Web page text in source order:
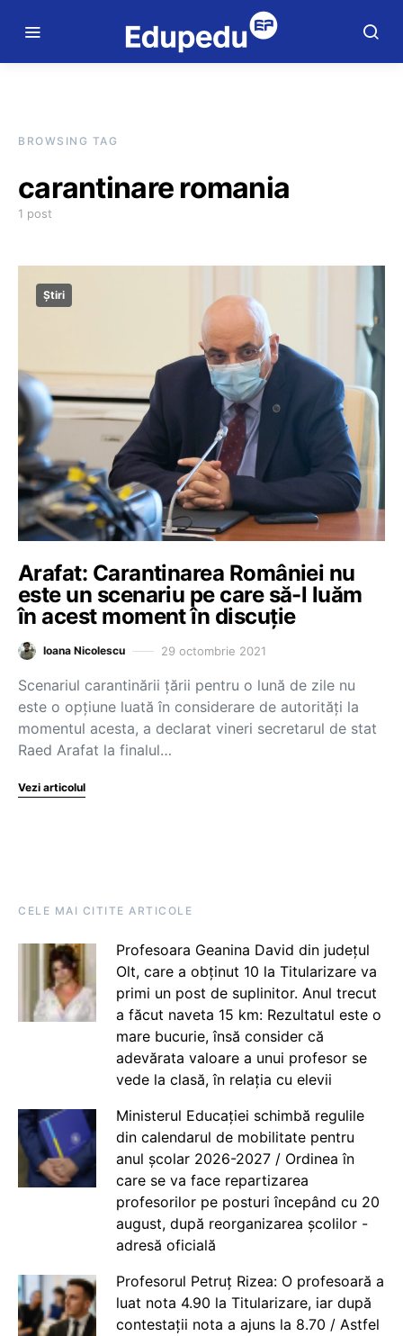
BROWSING TAG
carantinare romania
1 post
Știri
Arafat: Carantinarea României nu
este un scenariu pe care să-l luăm
în acest moment în discuție
Ioana Nicolescu 29 octombrie 2021
Scenariul carantinării țării pentru o lună de zile nu
este o opțiune luată în considerare de autorități la
momentul acesta, a declarat vineri secretarul de stat
Raed Arafat la finalul…
Vezi articolul
CELE MAI CITITE ARTICOLE
Profesoara Geanina David din județul
Olt, care a obținut 10 la Titularizare va
primi un post de suplinitor. Anul trecut
a făcut naveta 15 km: Rezultatul este o
mare bucurie, însă consider că
adevărata valoare a unui profesor se
vede la clasă, în relația cu elevii
Ministerul Educației schimbă regulile
din calendarul de mobilitate pentru
anul școlar 2026-2027 / Ordinea în
care se va face repartizarea
profesorilor pe posturi începând cu 20
august, după reorganizarea școlilor -
adresă oficială
Profesorul Petruț Rizea: O profesoară a
luat nota 4.90 la Titularizare, iar după
contestații nota a ajuns la 8.70 / Astfel